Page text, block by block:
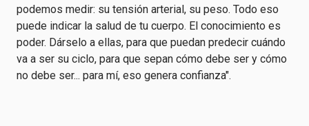
podemos medir: su tensión arterial, su peso. Todo eso
puede indicar la salud de tu cuerpo. El conocimiento es
poder. Dárselo a ellas, para que puedan predecir cuándo
va a ser su ciclo, para que sepan cómo debe ser y cómo
no debe ser... para mí, eso genera confianza".